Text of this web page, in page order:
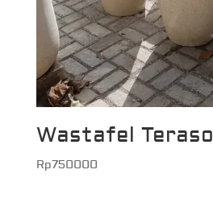
Wastafel Teraso
Rp750000